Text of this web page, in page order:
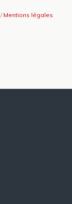
/ Mentions légales